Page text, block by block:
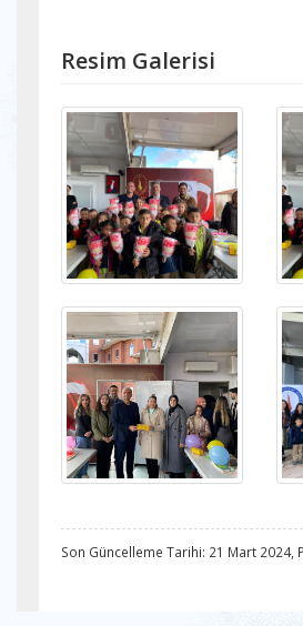
Resim Galerisi
Son Güncelleme Tarihi: 21 Mart 2024,